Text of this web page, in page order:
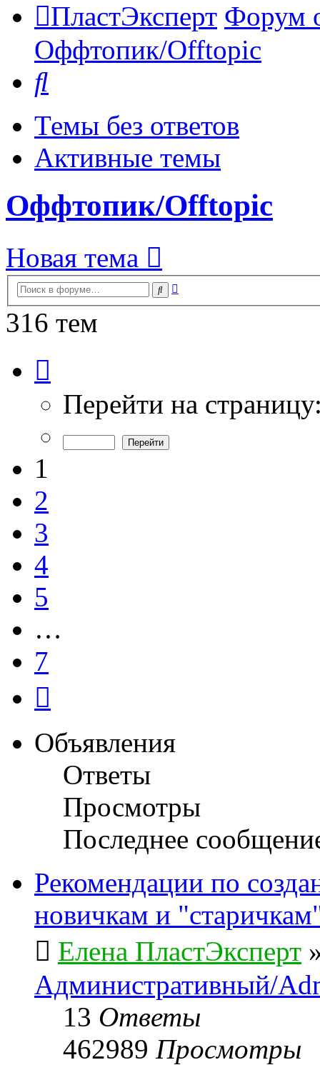
ПластЭксперт Форум
Оффтопик/Offtopic
Темы без ответов
Активные темы
Оффтопик/Offtopic
Новая тема
Поиск
316 тем
из
Перейти на
1
2
3
4
5
…
7
Объявления
Ответы
Просмотры
Последнее
Рекомендации по
новичкам и
Елена ПластЭксперт
Административный/
13 Ответы
462989 Просмотры